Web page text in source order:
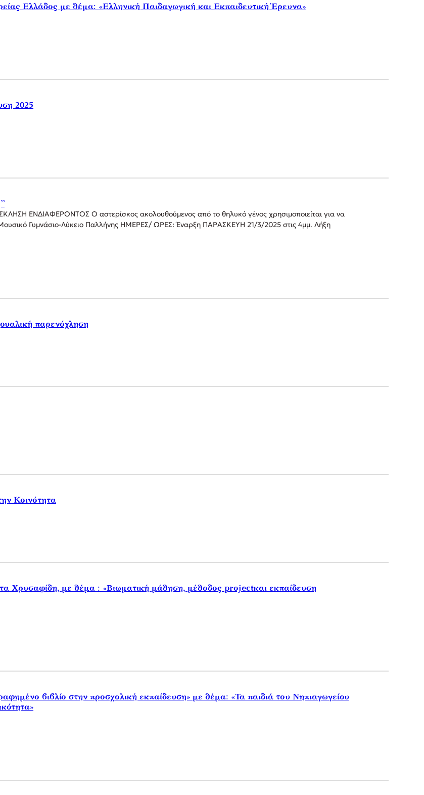
Ελλάδος με θέμα: «Ελληνική Παιδαγωγική και Εκπαιδευτική Έρευνα»
2025
ΕΝΔΙΑΦΕΡΟΝΤΟΣ Ο αστερίσκος ακολουθούμενος από το θηλυκό γένος χρησιμοποιείται για να
Γυμνάσιο-Λύκειο Παλλήνης ΗΜΕΡΕΣ/ ΩΡΕΣ: Έναρξη ΠΑΡΑΣΚΕΥΗ 21/3/2025 στις 4μμ. Λήξη
παρενόχληση
Κοινότητα
Χρυσαφίδη, με θέμα : «Βιωματική μάθηση, μέθοδος projectκαι εκπαίδευση
βιβλίο στην προσχολική εκπαίδευση» με θέμα: «Τα παιδιά του Νηπιαγωγείου